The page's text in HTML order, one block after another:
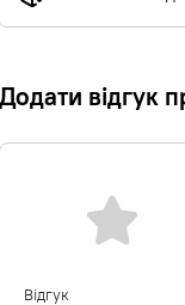
Додати відгук
Відгук